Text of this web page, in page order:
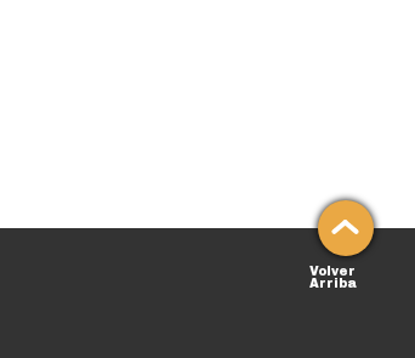
Volver
Arriba